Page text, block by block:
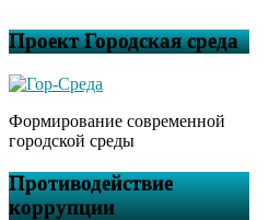
Проект Городская среда
Формирование современной
городской среды
Противодействие
коррупции